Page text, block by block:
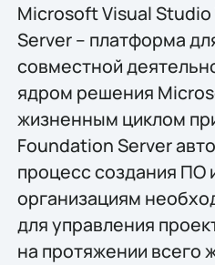
Microsoft Visual
Server – платформа
совместной
ядром решения
жизненным циклом
Foundation Server
процесс создания ПО
организациям
для управления
на протяжении всего